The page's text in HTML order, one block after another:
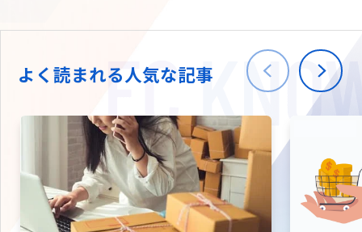
海外進出・現地
W2
拡張プラグイン一覧
会社情報
TW
よく読まれる人気な記事